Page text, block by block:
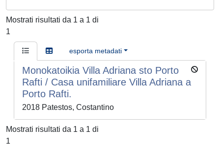
Mostrati risultati da 1 a 1 di
1
esporta metadati
Monokatoikia Villa Adriana sto Porto
Rafti / Casa unifamiliare Villa Adriana a
Porto Rafti.
2018 Patestos, Costantino
Mostrati risultati da 1 a 1 di
1